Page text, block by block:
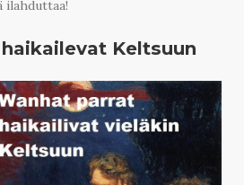
ilahduttaa!
Keltsuun